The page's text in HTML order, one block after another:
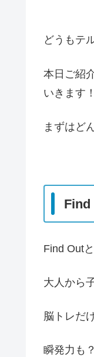
どうもテ
本日ご紹
いきます！
まずはど
Find
Find Out
大人から
脳トレだ
瞬発力も